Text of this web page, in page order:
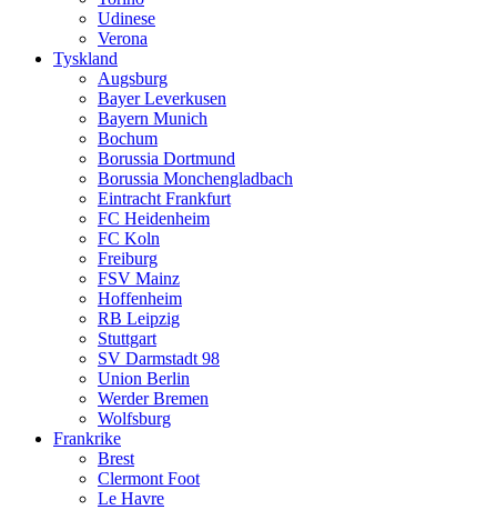
Udinese
Verona
Tyskland
Augsburg
Bayer Leverkusen
Bayern Munich
Bochum
Borussia Dortmund
Borussia Monchengladbach
Eintracht Frankfurt
FC Heidenheim
FC Koln
Freiburg
FSV Mainz
Hoffenheim
RB Leipzig
Stuttgart
SV Darmstadt 98
Union Berlin
Werder Bremen
Wolfsburg
Frankrike
Brest
Clermont Foot
Le Havre